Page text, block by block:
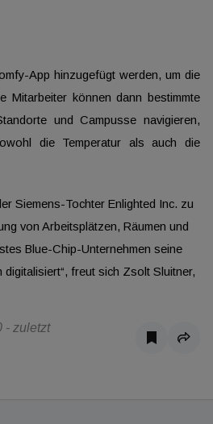
App hinzugefügt werden, um die
Mitarbeiter können dann bestimmte
und Campusse navigieren,
die Temperatur als auch die
Siemens-Tochter Enlighted Inc. zu
von Arbeitsplätzen, Räumen und
Blue-Chip-Unternehmen seine
freut sich Zsolt Sluitner,
- zuletzt